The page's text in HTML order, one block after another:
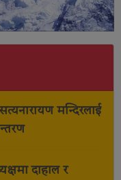
मन्दिरलाई
दाहाल र